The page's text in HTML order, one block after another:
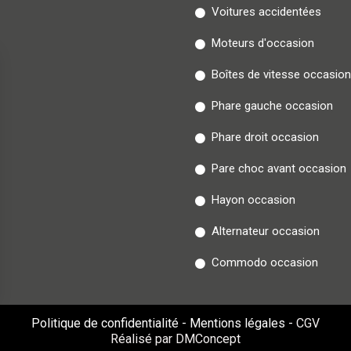
Voitures accidentées
Moteurs d'occasion
Boîtes de vitesse occasion
Phare gauche occasion
Phare droit occasion
Pare choc avant occasion
Hayon occasion
Alternateur occasion
Commodo occasion
Politique de confidentialité - Mentions légales - CGV
Réalisé par DMConcept